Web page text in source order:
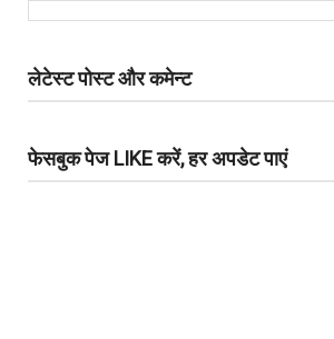
लेटेस्ट पोस्ट और कमेन्ट
फेसबुक पेज LIKE करें, हर अपडेट पाएं